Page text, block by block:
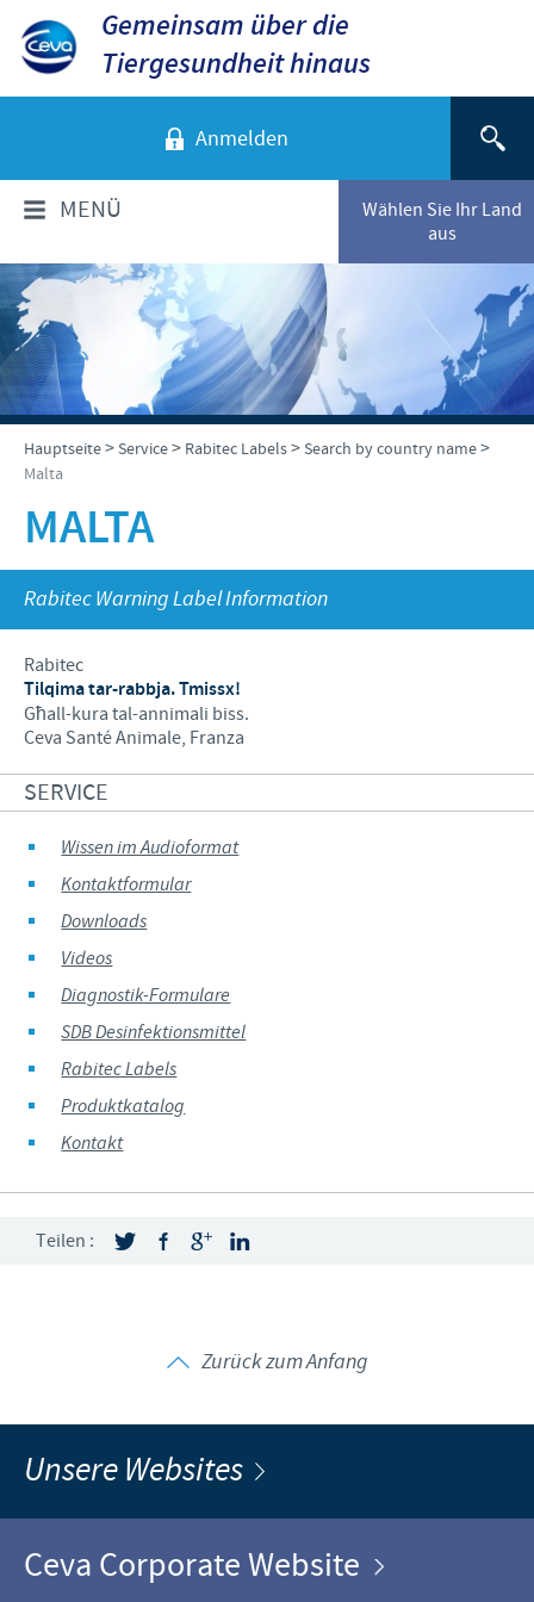
Gemeinsam über die
Tiergesundheit hinaus
Anmelden
Wählen Sie Ihr Land
aus
MENÜ
ÜBER CEVA
Das sind wir
Unsere Werte
Standort Düsseldorf
Dr. Felgenträger
News
TIERARTEN
Hunde
Rinder
Schweine
Schafe und Ziegen
PRODUKTE
VERANSTALTUNGEN
Online-Seminare
Präsenztermine
Vergangene Termine
KARRIERE
Ihre Karriere bei Ceva
WEBSHOP
SERVICE
Wissen im Audioformat
Downloads
Videos
Produktkatalog
Kontakt
Hauptseite>Service> Rabitec Labels>Search by country name>
Malta
MALTA
Rabitec Warning Label Information
Rabitec
Tilqima tar-rabbja. Tmissx!
Għall-kura tal-annimali biss.
Ceva Santé Animale, Franza
SERVICE
Wissen im Audioformat
Kontaktformular
Downloads
Videos
Diagnostik-Formulare
SDB Desinfektionsmittel
Rabitec Labels
Produktkatalog
Kontakt
Teilen :
Zurück zum Anfang
Unsere Websites
Ceva Corporate Website